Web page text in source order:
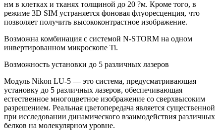
нм в клетках и тканях толщиной до 20 ?м. Кроме того, в
режиме 3D SIM устраняется фоновая флуоресценция, что
позволяет получить высококонтрастное изображение.
Возможна комбинация с системой N-STORM на одном
инвертированном микроскопе Ti.
Возможность установки до 5 различных лазеров
Модуль Nikon LU-5 — это система, предусматривающая
установку до 5 различных лазеров, обеспечивающая
естественное многоцветное изображение со сверхвысоким
разрешением. Реальная цветопередача является существенной
при исследовании динамического взаимодействия различных
белков на молекулярном уровне.